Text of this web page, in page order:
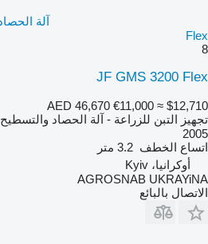
Flex
8
JF GMS 3200 Flex
AED 46,670 €11,000 ≈ $12,710
تجهيز التبن للزراعة - آلة الحصاد والتسطيح
2005
اتساع الخطف 3.2 متر
أوكرانيا، Kyiv
AGROSNAB UKRAYiNA
الاتصال بالبائع